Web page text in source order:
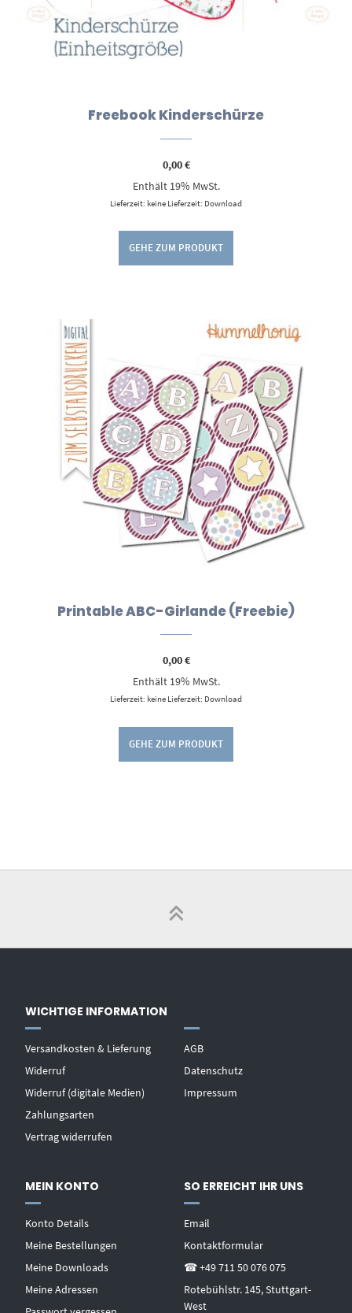
Freebook Kinderschürze
0,00€
Enthält 19% MwSt.
Lieferzeit: keine Lieferzeit: Download
GEHE ZUM PRODUKT
Printable ABC-Girlande (Freebie)
0,00€
Enthält 19% MwSt.
Lieferzeit: keine Lieferzeit: Download
GEHE ZUM PRODUKT
WICHTIGE INFORMATION
Versandkosten & Lieferung
Widerruf
Widerruf (digitale Medien)
Zahlungsarten
Vertrag widerrufen
AGB
Datenschutz
Impressum
MEIN KONTO
Konto Details
Meine Bestellungen
Meine Downloads
Meine Adressen
SO ERREICHT IHR UNS
Email
Kontaktformular
☎ +49 711 50 076 075
Rotebühlstr. 145, Stuttgart-
West